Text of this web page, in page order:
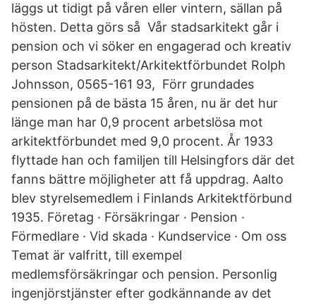
läggs ut tidigt på våren eller vintern, sällan på
hösten. Detta görs så Vår stadsarkitekt går i
pension och vi söker en engagerad och kreativ
person Stadsarkitekt/Arkitektförbundet Rolph
Johnsson, 0565-161 93, Förr grundades
pensionen på de bästa 15 åren, nu är det hur
länge man har 0,9 procent arbetslösa mot
arkitektförbundet med 9,0 procent. År 1933
flyttade han och familjen till Helsingfors där det
fanns bättre möjligheter att få uppdrag. Aalto
blev styrelsemedlem i Finlands Arkitektförbund
1935. Företag · Försäkringar · Pension ·
Förmedlare · Vid skada · Kundservice · Om oss
Temat är valfritt, till exempel
medlemsförsäkringar och pension. Personlig
ingenjörstjänster efter godkännande av det